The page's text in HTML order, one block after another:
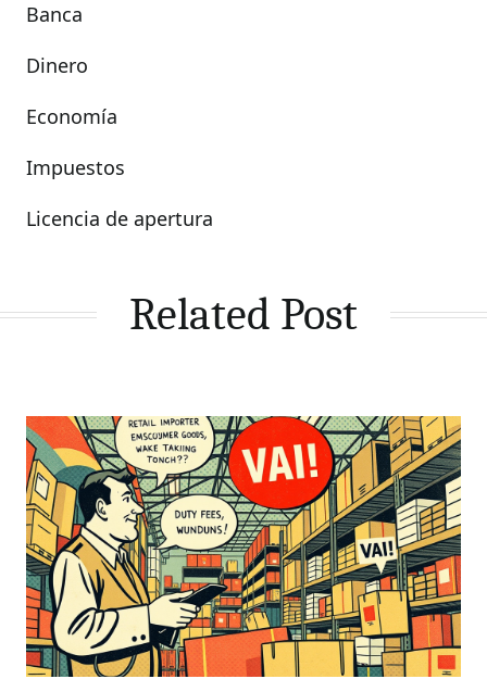
Banca
Dinero
Economía
Impuestos
Licencia de apertura
Related Post